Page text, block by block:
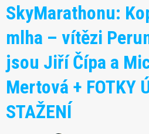
SkyMarathonu:
mlha – vítězi
jsou Jiří Čípa a
Mertová + FOTKY
STAŽENÍ